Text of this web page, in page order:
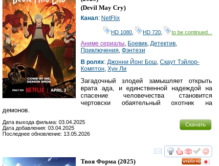
(Devil May Cry)
Канал: NetFlix
HD 1080 HD 720 to be continued...
Аниме сериалы, Боевик, Детектив,
Приключения, Фэнтези
В ролях: Джонни Йонг Бош, Скаут Тэйлор-
Комптон, Хун Ли
Загадочный злодей замышляет открыть
врата ада, и единственной надеждой на
спасение человечества становится
чертовски обаятельный охотник на
демонов.
Скачать
Дата выхода фильма: 03.04.2025
Дата добавления: 03.04.2025
Последнее обновление: 13.05.2026
смотреть
Твоя Форма (2025)